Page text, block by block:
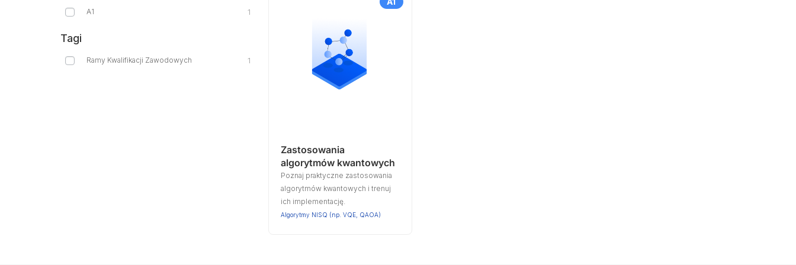
Zastosowania
algorytmów kwantowych
Poznaj praktyczne zastosowania
algorytmów kwantowych i trenuj
ich implementację.
Algorytmy NISQ (np. VQE, QAOA)
A1 1
Tagi
Ramy Kwalifikacji Zawodowych 1